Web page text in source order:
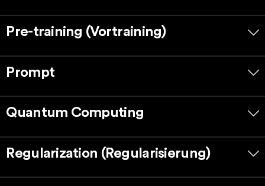
Pre-training (Vortraining)
Prompt
Quantum Computing
Regularization (Regularisierung)